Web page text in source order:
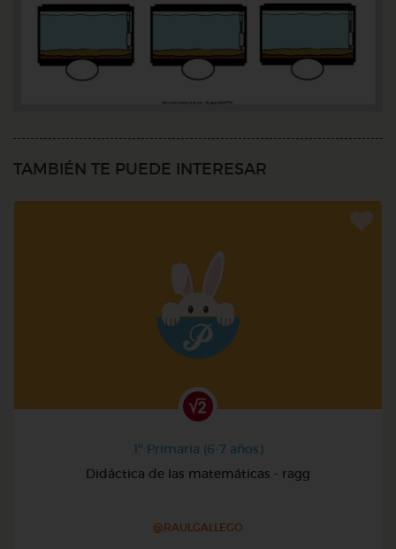
TAMBIÉN TE PUEDE INTERESAR
1º Primaria (6-7 años)
Didáctica de las matemáticas - ragg
@RAULGALLEGO